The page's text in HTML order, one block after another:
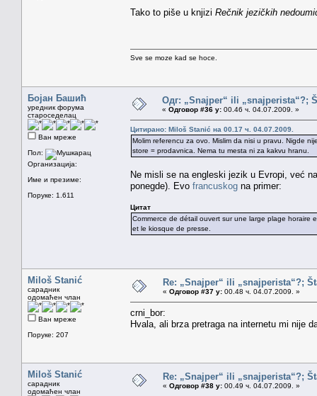
Tako to piše u knjizi Rečnik jezičkih
Sve se moze kad se hoce.
Бојан Башић
уредник форума
староседелац
Ван мреже
Пол:
Организација:
Име и презиме:
Поруке: 1.611
Одг: „Snajper“ ili „snajperista“?;
« Одговор #36 у: 00.46 ч. 04.07.2009. »
Цитирано: Miloš Stanić на 00.17 ч. 04.07.2009.
Molim referencu za ovo. Mislim da nisi u pravu. Nigde
store = prodavnica. Nema tu mesta ni za kakvu hranu.
Ne misli se na engleski jezik u Evropi, već
ponegde). Evo francuskog na primer:
Цитат
Commerce de détail ouvert sur une large plage
et le kiosque de presse.
Miloš Stanić
сарадник
одомаћен члан
Ван мреже
Поруке: 207
Re: „Snajper“ ili „snajperista“?;
« Одговор #37 у: 00.48 ч. 04.07.2009. »
crni_bor:
Hvala, ali brza pretraga na internetu mi nije
Miloš Stanić
сарадник
одомаћен члан
Re: „Snajper“ ili „snajperista“?;
« Одговор #38 у: 00.49 ч. 04.07.2009. »